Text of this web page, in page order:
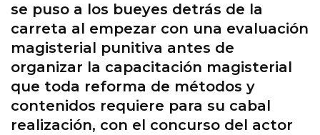
se puso a los bueyes detrás de la
carreta al empezar con una evaluación
magisterial punitiva antes de
organizar la capacitación magisterial
que toda reforma de métodos y
contenidos requiere para su cabal
realización, con el concurso del actor